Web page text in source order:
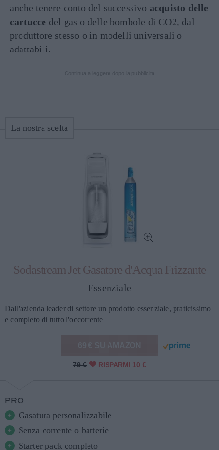
anche tenere conto del successivo acquisto delle
cartucce del gas o delle bombole di CO2, dal
produttore stesso o in modelli universali o
adattabili.
La nostra scelta
Sodastream Jet Gasatore d'Acqua Frizzante
Essenziale
Dall'azienda leader di settore un prodotto essenziale, praticissimo
e completo di tutto l'occorrente
79 € RISPARMI 10 €
PRO
Gasatura personalizzabile
Senza corrente o batterie
Starter pack completo